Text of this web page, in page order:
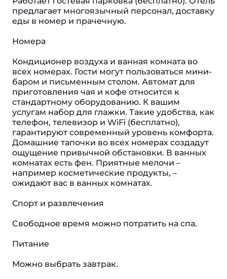
предлагает многоязычный персонал, доставку
еды в номер и прачечную.
Номера
Кондиционер воздуха и ванная комната во
всех номерах. Гости могут пользоваться мини-
баром и письменным столом. Автомат для
приготовления чая и кофе относится к
стандартному оборудованию. К вашим
услугам набор для глажки. Такие удобства, как
телефон, телевизор и WiFi (бесплатно),
гарантируют современный уровень комфорта.
Домашние тапочки во всех номерах создадут
ощущение привычной обстановки. В ванных
комнатах есть фен. Приятные мелочи –
например косметические продукты, –
ожидают вас в ванных комнатах.
Спорт и развлечения
Cвободное время можно потратить на спа.
Питание
Можно выбрать завтрак.